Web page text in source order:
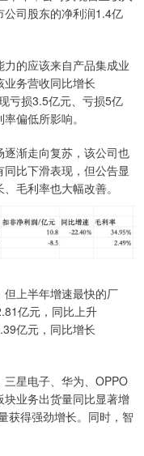
司股东的净利润1.4亿
的应该来自产品集成业
务营收同比增长
亏损3.5亿元、亏损5亿
偏低所影响。
渐走向复苏，该公司也
比下滑表现，但公告显
毛利率也大幅改善。
上半年增速最快的厂
亿元，同比上升
亿元，同比增长
星电子、华为、OPPO
业务出货量同比显著增
获得强劲增长。同时，智